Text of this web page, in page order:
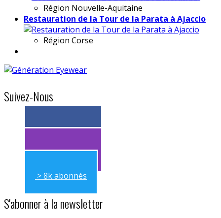
Région Nouvelle-Aquitaine
Restauration de la Tour de la Parata à Ajaccio
Région Corse
Suivez-Nous
> 11k abonnés
> 11k abonnés
> 8k abonnés
S'abonner à la newsletter